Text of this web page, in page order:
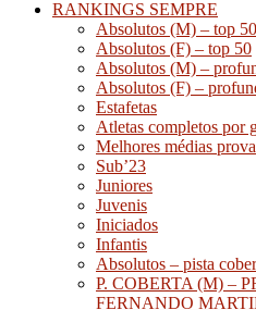
RANKINGS SEMPRE
Absolutos (M) – top 50
Absolutos (F) – top 50
Absolutos (M) –
Absolutos (F) –
Estafetas
Atletas completos por
Melhores médias
Sub’23
Juniores
Juvenis
Iniciados
Infantis
Absolutos – pista
P. COBERTA (M) –
FERNANDO